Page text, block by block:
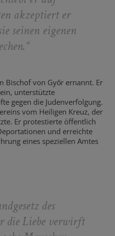
akzeptiert er
seinen eigenen
“
Bischof von Győr ernannt. Er
unterstützte
gegen die Judenverfolgung.
vom Heiligen Kreuz, der
Er protestierte öffentlich
und erreichte
eines speziellen Amtes
des
die Liebe verwirft